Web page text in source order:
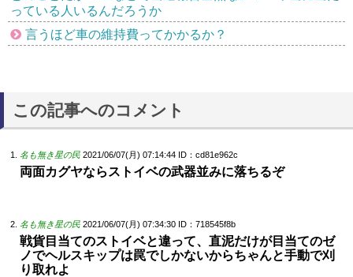
っている人いるんだろうか
言うほど車の維持費ってかかるか？
この記事へのコメント
名も無き星の民 2021/06/07(月) 07:14:44 ID：cd81e962c
両面カグヤならストイベの武器並みに落ちるぞ
名も無き星の民 2021/06/07(月) 07:34:30 ID：718545f8b
戦貨目当てのストイベと違って、直泥だけが目当てのゼ
ノでヘルスキップは罠でしかないからちゃんと手動で刈
り取れよ